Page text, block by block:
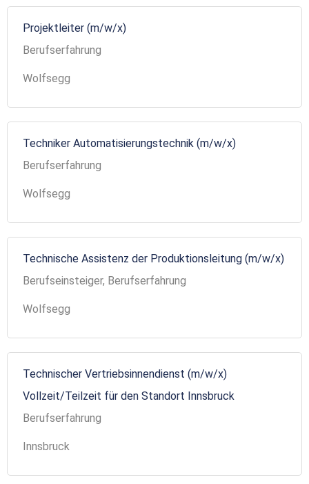
Projektleiter (m/w/x)
Berufserfahrung
Wolfsegg
Techniker Automatisierungstechnik (m/w/x)
Berufserfahrung
Wolfsegg
Technische Assistenz der Produktionsleitung (m/w/x)
Berufseinsteiger, Berufserfahrung
Wolfsegg
Technischer Vertriebsinnendienst (m/w/x)
Vollzeit/Teilzeit für den Standort Innsbruck
Berufserfahrung
Innsbruck